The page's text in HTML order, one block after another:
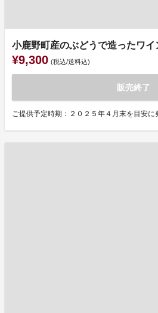
小鹿野町産のぶどうで造ったワイ
¥9,300 (税込/送料込)
販売終了
ご提供予定時期：２０２５年４月末を目安に